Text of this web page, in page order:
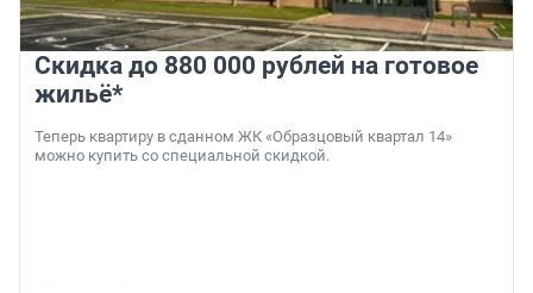
Скидка до 880 000 рублей на готовое
жильё*
Теперь квартиру в сданном ЖК «Образцовый квартал 14»
можно купить со специальной скидкой.